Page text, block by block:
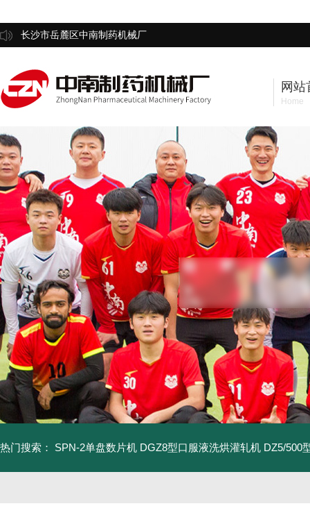
长沙市岳麓区中南制药机械厂
网站
Home
热门搜索： SPN-2单盘数片机 DGZ8型口服液洗烘灌轧机 DZ5/500